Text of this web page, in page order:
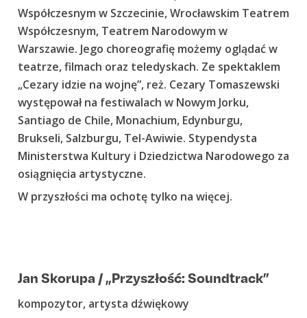
Współczesnym w Szczecinie, Wrocławskim Teatrem
Współczesnym, Teatrem Narodowym w
Warszawie. Jego choreografię możemy oglądać w
teatrze, filmach oraz teledyskach. Ze spektaklem
„Cezary idzie na wojnę”, reż. Cezary Tomaszewski
występował na festiwalach w Nowym Jorku,
Santiago de Chile, Monachium, Edynburgu,
Brukseli, Salzburgu, Tel-Awiwie. Stypendysta
Ministerstwa Kultury i Dziedzictwa Narodowego za
osiągnięcia artystyczne.
W przyszłości ma ochotę tylko na więcej.
Jan Skorupa / „Przyszłość: Soundtrack”
kompozytor, artysta dźwiękowy